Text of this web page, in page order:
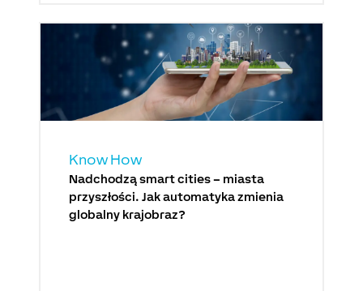
Know How
Nadchodzą smart cities – miasta
przyszłości. Jak automatyka zmienia
globalny krajobraz?